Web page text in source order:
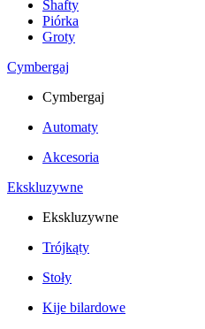
Shafty
Piórka
Groty
Cymbergaj
Cymbergaj
Automaty
Akcesoria
Ekskluzywne
Ekskluzywne
Trójkąty
Stoły
Kije bilardowe